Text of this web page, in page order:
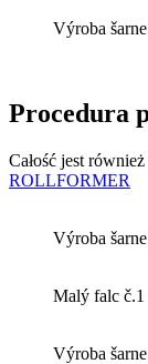
Výroba
Procedura
Całość jest
ROLLFORMER
Výroba
Malý falc č.1
Výroba